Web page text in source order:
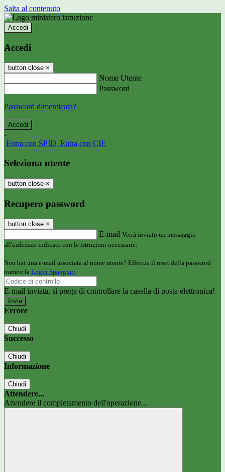
Salta al contenuto
Accedi
Accedi
button close ×
Nome Utente
Password
Password dimenticata?
-
Entra con SPID Entra con CIE
Seleziona utente
button close ×
Recupero password
button close ×
E-mail Verrà inviato un messaggio
all'indirizzo indicato con le istruzioni necessarie.
Non hai una e-mail associata al nome utente? Effettua il reset della password
tramite la Login Spaggiari
E-mail inviata, si prega di controllare la casella di posta elettronica!
Errore
Chiudi
Successo
Chiudi
Informazione
Chiudi
Attendere...
Attendere il completamento dell'operazione...